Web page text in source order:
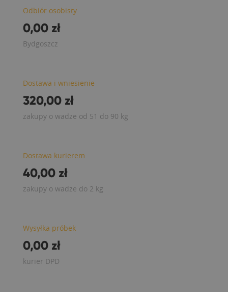
Odbiór osobisty
0,00 zł
Bydgoszcz
Dostawa i wniesienie
320,00 zł
zakupy o wadze od 51 do 90 kg
Dostawa kurierem
40,00 zł
zakupy o wadze do 2 kg
Wysyłka próbek
0,00 zł
kurier DPD